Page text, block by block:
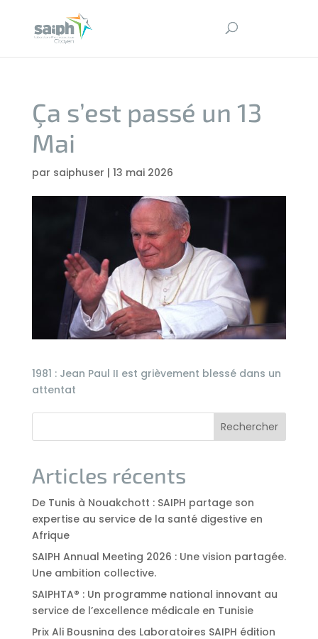
Ça s’est passé un 13
Mai
par saiphuser | 13 mai 2026
1981 : Jean Paul II est grièvement blessé dans un
attentat
Rechercher
Articles récents
De Tunis à Nouakchott : SAIPH partage son
expertise au service de la santé digestive en
Afrique
SAIPH Annual Meeting 2026 : Une vision partagée.
Une ambition collective.
SAIPHTA® : Un programme national innovant au
service de l’excellence médicale en Tunisie
Prix Ali Bousnina des Laboratoires SAIPH édition